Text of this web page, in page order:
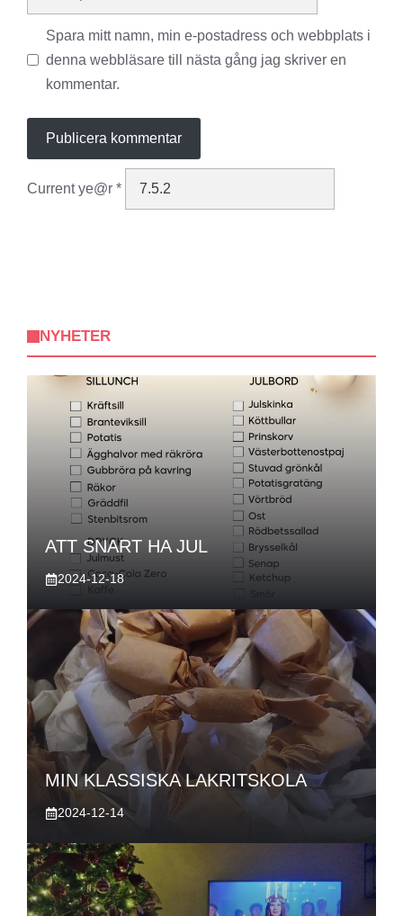
Spara mitt namn, min e-postadress och webbplats i
denna webbläsare till nästa gång jag skriver en
kommentar.
Current ye@r *
NYHETER
ATT SNART HA JUL
2024-12-18
MIN KLASSISKA LAKRITSKOLA
2024-12-14